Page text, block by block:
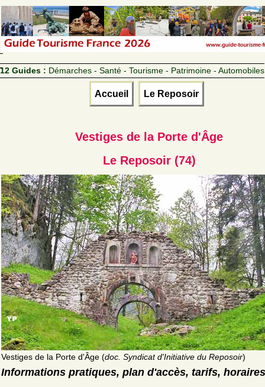
12 Guides : Démarches - Santé - Tourisme - Patrimoine - Automobiles
Accueil Le Reposoir
Vestiges de la Porte d'Âge
Le Reposoir (74)
Vestiges de la Porte d'Âge (doc. Syndicat d'Initiative du Reposoir)
Informations pratiques, plan d'accès, tarifs, horaires